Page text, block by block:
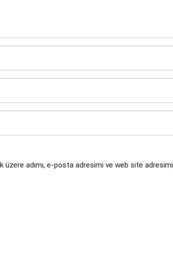
üzere adımı, e-posta adresimi ve web site adresimi